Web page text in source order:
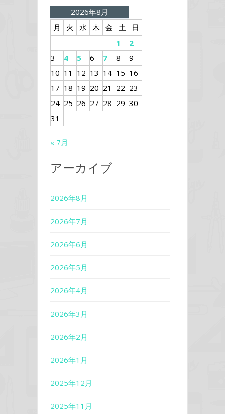
2026年8月
月
火 水 木 金 土
日
1
2
3
4 5 6 7 8
9
10 11 12 13 14 15 16
17 18 19 20 21 22 23
24 25 26 27 28 29 30
31
« 7月
アーカイブ
2026年8月
2026年7月
2026年6月
2026年5月
2026年4月
2026年3月
2026年2月
2026年1月
2025年12月
2025年11月